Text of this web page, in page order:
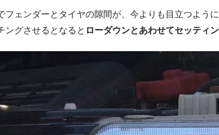
ェンダーとタイヤの隙間が、今よりも目立つように
ングさせるとなると ローダウンとあわせてセッティ